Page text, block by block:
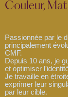
Couleur,
Passionnée par le
principalement
CMF.
Depuis 10 ans, je
et optimiser
Je travaille en
exprimer leur
par leur cible.